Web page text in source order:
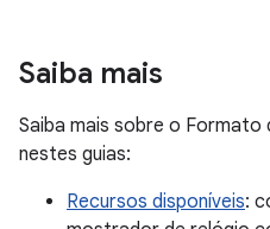
Saiba mais
Saiba mais sobre o
nestes guias:
Recursos disponíveis: